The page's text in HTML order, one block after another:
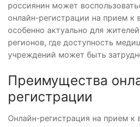
россиянин может
онлайн-регистрации на прием к
особенно актуально для
регионов, где доступность
учреждений может быть
Преимущества
регистрации
Онлайн-регистрация на прием к